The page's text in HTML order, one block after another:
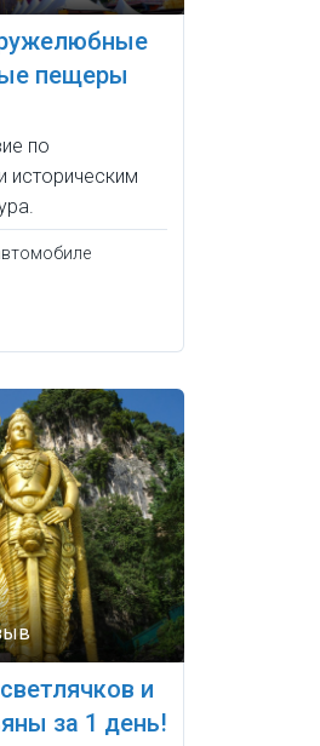
пещеры
по
историческим
и
за 1 день!